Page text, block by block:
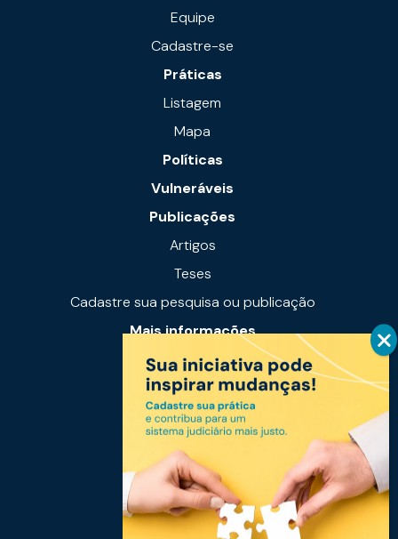
Equipe
Cadastre-se
Práticas
Listagem
Mapa
Políticas
Vulneráveis
Publicações
Artigos
Teses
Cadastre sua pesquisa ou publicação
Mais informações
Notícias
Links úteis
Fale conosco